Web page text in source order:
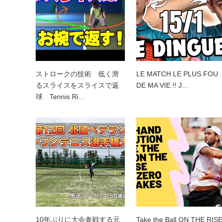
ストロークの技術 低く滑
るスライスをスライスで返
球 Tennis Ri…
LE MATCH LE PLUS FOU
DE MA VIE !! J…
10年ぶりに大会参戦する元 Take the Ball ON THE RISE